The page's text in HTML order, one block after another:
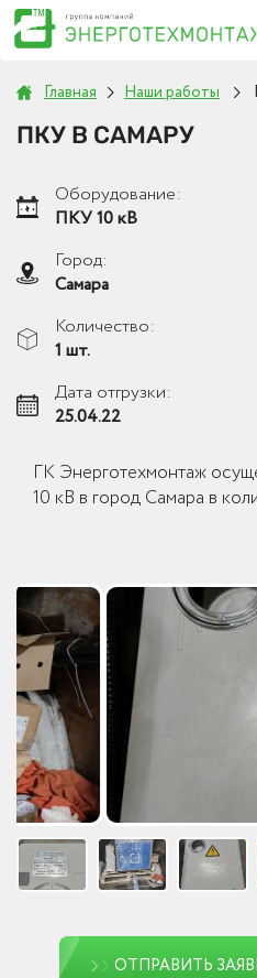
Главная Наши работы
ПКУ В САМАРУ
Оборудование:
ПКУ 10 кВ
Город:
Самара
Количество:
1 шт.
Дата отгрузки:
25.04.22
ГК Энерготехмонтаж
10 кВ в город Самара в
ОТПРАВИТЬ